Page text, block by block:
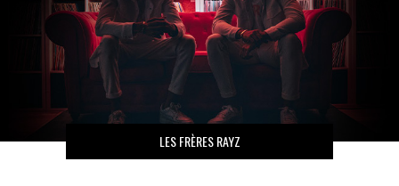
LES FRÈRES RAYZ